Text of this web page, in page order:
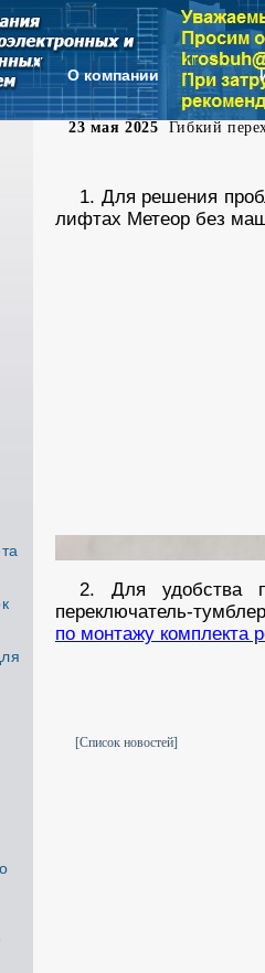
О компании
23 мая 2025 Гибкий
1. Для решения
лифтах Метеор без
2. Для удобства
переключатель-
по монтажу комплекта
[Список новостей]